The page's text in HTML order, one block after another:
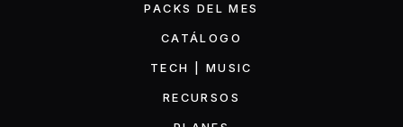
PACKS DEL MES
CATÁLOGO
TECH | MUSIC
RECURSOS